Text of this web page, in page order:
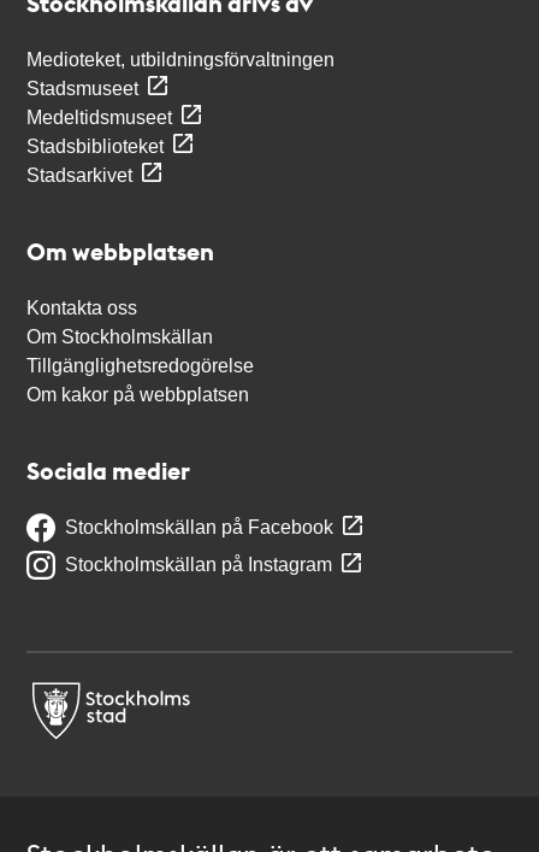
Medioteket, utbildningsförvaltningen
Stadsmuseet
Medeltidsmuseet
Stadsbiblioteket
Stadsarkivet
Om webbplatsen
Kontakta oss
Om Stockholmskällan
Tillgänglighetsredogörelse
Om kakor på webbplatsen
Sociala medier
Stockholmskällan på Facebook
Stockholmskällan på Instagram